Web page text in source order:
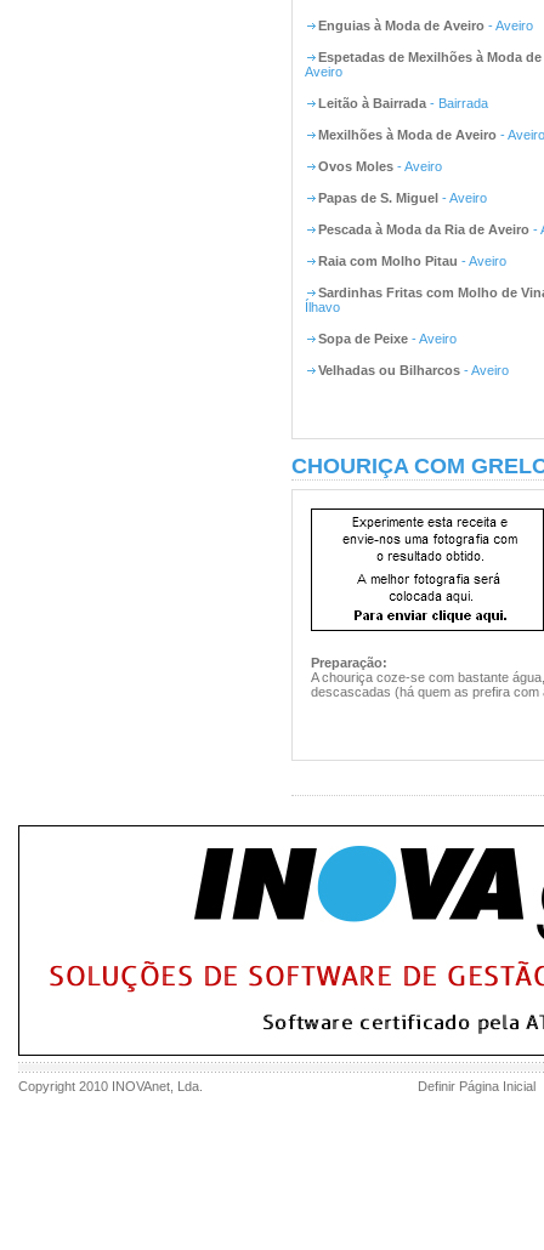
Enguias à Moda de Aveiro - Aveiro
Espetadas de Mexilhões à Moda
Aveiro
Leitão à Bairrada - Bairrada
Mexilhões à Moda de Aveiro - Aveiro
Ovos Moles - Aveiro
Papas de S. Miguel - Aveiro
Pescada à Moda da Ria de Aveiro -
Raia com Molho Pitau - Aveiro
Sardinhas Fritas com Molho de
Ílhavo
Sopa de Peixe - Aveiro
Velhadas ou Bilharcos - Aveiro
CHOURIÇA COM
Preparação:
A chouriça coze-se com bastante
descascadas (há quem as prefira com
Copyright 2010 INOVAnet , Lda. Definir Página Inicial